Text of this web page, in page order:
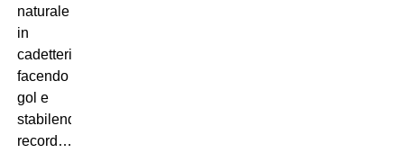
naturale
in
cadetteria,
facendo
gol e
stabilendo
record…